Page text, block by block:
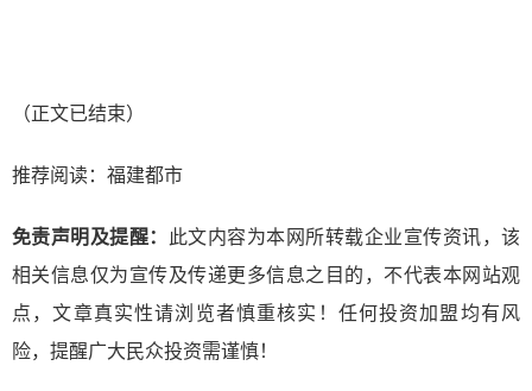
（正文已结束）
推荐阅读： 福建都市
免责声明及提醒：
此文内容为本网所转载企业宣传资讯，该
相关信息仅为宣传及传递更多信息之目的，不代表本网站观
点，文章真实性请浏览者慎重核实！任何投资加盟均有风
险，提醒广大民众投资需谨慎！